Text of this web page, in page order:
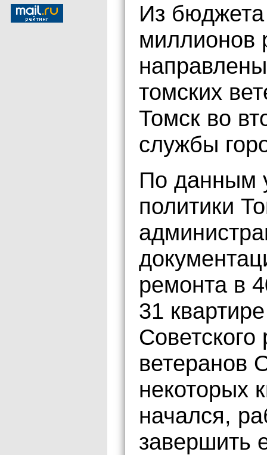
Из
миллионов
томских
Томск во
службы
По данным
политики
ремонта в
31
ветеранов
некоторых
начался,
завершить